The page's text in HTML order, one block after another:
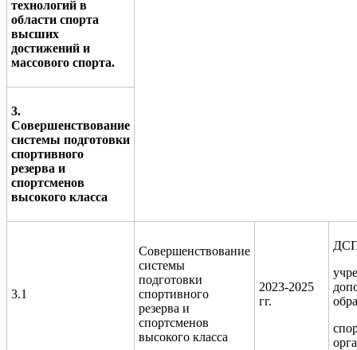
технологий в
области спорта
высших
достижений и
массового спорта.
3.
Совершенствование
системы подготовки
спортивного
резерва и
спортсменов
высокого класса
3.1
Совершенствование
системы
подготовки
спортивного
резерва и
спортсменов
высокого класса
2023-2025
гг.